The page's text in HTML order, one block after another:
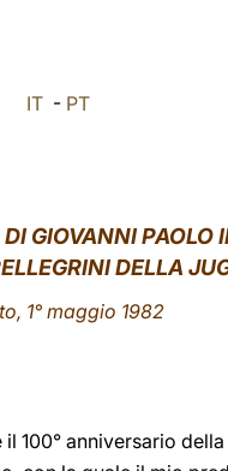
IT- PT
GIOVANNI PAOLO
DELLA
1° maggio 1982
100° anniversario